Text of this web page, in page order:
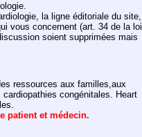
la ligne éditoriale du site,
vous concernent (art. 34 de la loi
soient supprimées mais
ressources aux familles,aux
congénitales. Heart
patient et médecin.